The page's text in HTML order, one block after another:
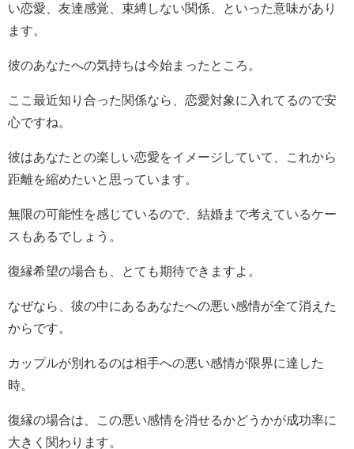
い恋愛、友達感覚、束縛しない関係、といった意味があり
ます。
彼のあなたへの気持ちは今始まったところ。
ここ最近知り合った関係なら、恋愛対象に入れてるので安
心ですね。
彼はあなたとの楽しい恋愛をイメージしていて、これから
距離を縮めたいと思っています。
無限の可能性を感じているので、結婚まで考えているケー
スもあるでしょう。
復縁希望の場合も、とても期待できますよ。
なぜなら、彼の中にあるあなたへの悪い感情が全て消えた
からです。
カップルが別れるのは相手への悪い感情が限界に達した
時。
復縁の場合は、この悪い感情を消せるかどうかが成功率に
大きく関わります。